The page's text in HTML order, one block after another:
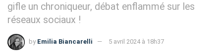
gifle un chroniqueur, débat enflammé sur les
réseaux sociaux !
by Emilia Biancarelli 5 avril 2024 à 18h37